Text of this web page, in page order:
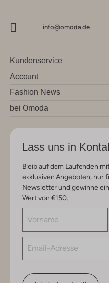
info@omoda.de
Kundenservice
Account
Fashion News
bei Omoda
Lass uns in
Bleib auf dem Laufenden
exklusiven Angeboten, nur
Newsletter und gewinne
Wert von €150.